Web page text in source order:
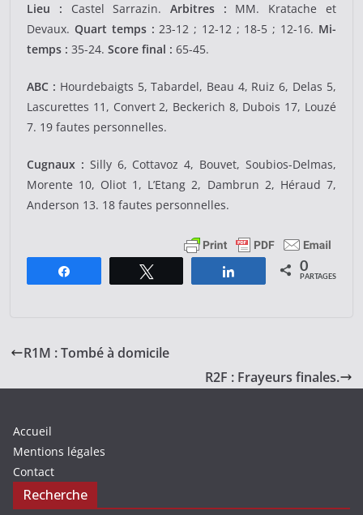
Lieu : Castel Sarrazin. Arbitres : MM. Kratache et
Devaux.Quart temps : 23-12 ; 12-12 ; 18-5 ; 12-16. Mi-
temps : 35-24.Score final : 65-45.
ABC : Hourdebaigts 5, Tabardel, Beau 4, Ruiz 6, Delas 5,
Lascurettes 11, Convert 2, Beckerich 8, Dubois 17, Louzé
7. 19 fautes personnelles.
Cugnaux : Silly 6, Cottavoz 4, Bouvet, Soubios-Delmas,
Morente 10, Oliot 1, L’Etang 2, Dambrun 2, Héraud 7,
Anderson 13. 18 fautes personnelles.
Partagez 0
PARTAGES
R1M : Tombé à domicile
R2F : Frayeurs finales.
Accueil
Mentions légales
Contact
Recherche